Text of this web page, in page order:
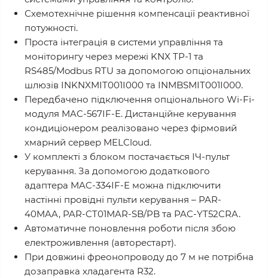
Схемотехнічне рішення компенсації реактивної
потужності.
Проста інтеграція в системи управління та
моніторингу через мережі KNX TP-1 та
RS485/Modbus RTU за допомогою опціональних
шлюзів INKNXMIT001I000 та INMBSMIT001I000.
Передбачено підключення опціонального Wi-Fi-
модуля MAC-567IF-E. Дистанційне керування
кондиціонером реалізовано через фірмовий
хмарний сервер MELCloud.
У комплекті з блоком постачається ІЧ-пульт
керування. За допомогою додаткового
адаптера MAC-334IF-E можна підключити
настінні провідні пульти керування – PAR-
40MAA, PAR-CT01MAR-SB/PB та PAC-YT52CRA.
Автоматичне поновлення роботи після збою
електроживлення (авторестарт).
При довжині фреонопроводу до 7 м не потрібна
дозаправка хладагента R32.